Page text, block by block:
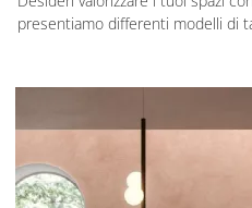
presentiamo differenti modelli di